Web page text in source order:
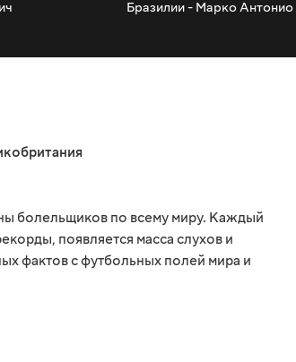
Бразилии - Марко Антонио
болельщиков по всему миру. Каждый
появляется масса слухов и
фактов с футбольных полей мира и